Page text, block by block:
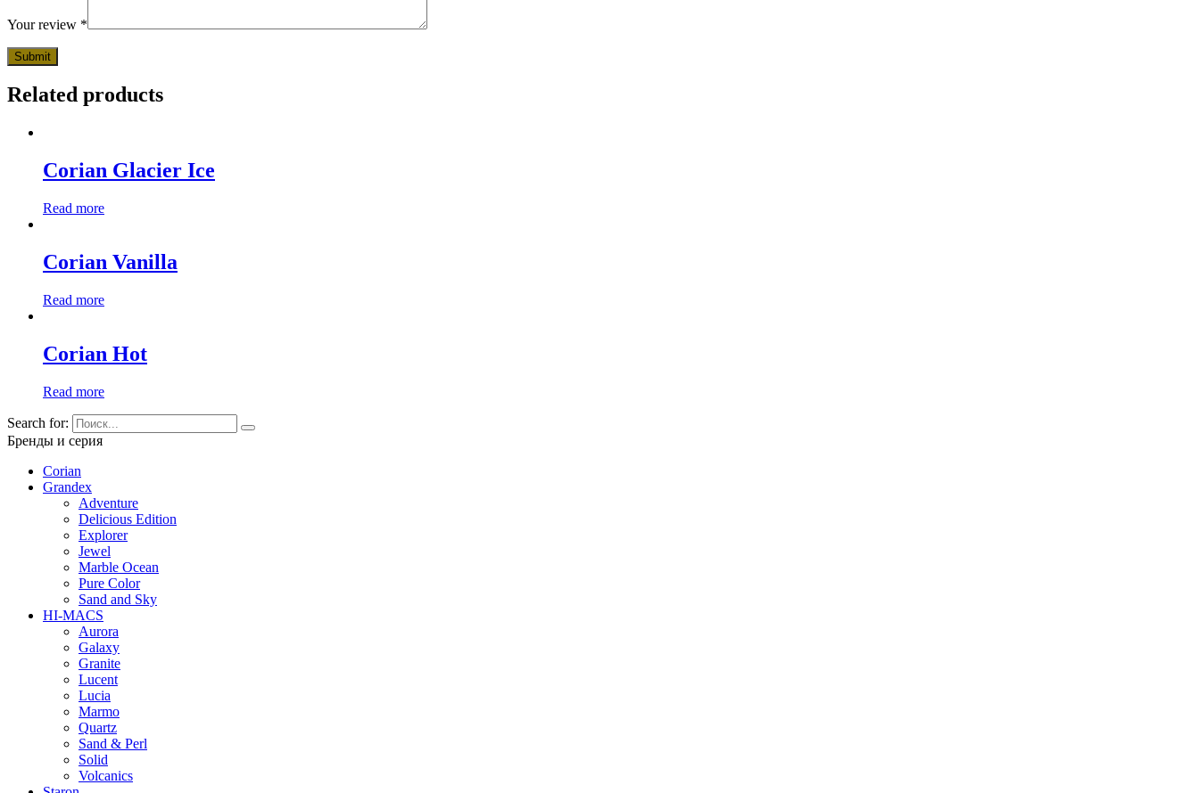
Your review *
Related products
Corian Glacier Ice
Read more
Corian Vanilla
Read more
Corian Hot
Read more
Search for:
Бренды и серия
Corian
Grandex
Adventure
Delicious Edition
Explorer
Jewel
Marble Ocean
Pure Color
Sand and Sky
HI-MACS
Aurora
Galaxy
Granite
Lucent
Lucia
Marmo
Quartz
Sand & Perl
Solid
Volcanics